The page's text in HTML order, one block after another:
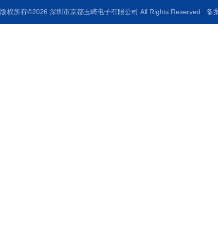
版权所有©2026 深圳市京都玉崎电子有限公司 All Rights Reserved 备